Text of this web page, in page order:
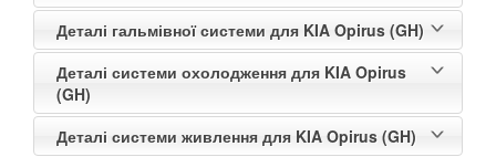
Деталі гальмівної системи для KIA Opirus (GH)
Деталі системи охолодження для KIA Opirus
(GH)
Деталі системи живлення для KIA Opirus (GH)